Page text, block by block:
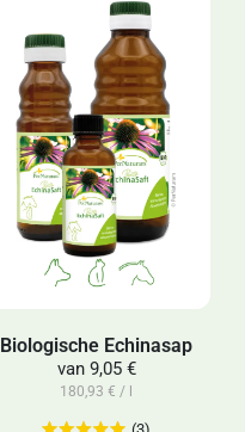
Biologische Echinasap
van9,05 €
180,93 € / l